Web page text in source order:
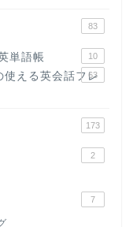
83
単語帳 10
える英会話フレ
63
173
2
7